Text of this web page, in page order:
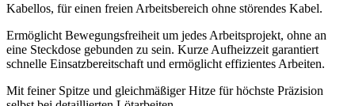
Kabellos, für einen freien Arbeitsbereich ohne störendes Kabel.
Ermöglicht Bewegungsfreiheit um jedes Arbeitsprojekt, ohne an
eine Steckdose gebunden zu sein. Kurze Aufheizzeit garantiert
schnelle Einsatzbereitschaft und ermöglicht effizientes Arbeiten.
Mit feiner Spitze und gleichmäßiger Hitze für höchste Präzision